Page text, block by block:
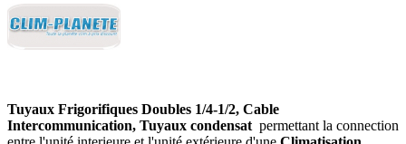
Tuyaux Frigorifiques Doubles 1/4-1/2, Cable
Intercommunication, Tuyaux condensat permettant la connection